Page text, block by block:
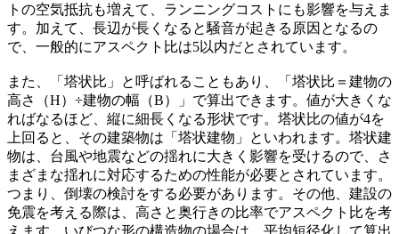
トの空気抵抗も増えて、ランニングコストにも影響を与えま
す。加えて、長辺が長くなると騒音が起きる原因となるの
で、一般的にアスペクト比は5以内だとされています。
また、「塔状比」と呼ばれることもあり、「塔状比＝建物の
高さ（H）÷建物の幅（B）」で算出できます。値が大きくな
ればなるほど、縦に細長くなる形状です。塔状比の値が4を
上回ると、その建築物は「塔状建物」といわれます。塔状建
物は、台風や地震などの揺れに大きく影響を受けるので、さ
まざまな揺れに対応するための性能が必要とされています。
つまり、倒壊の検討をする必要があります。その他、建設の
免震を考える際は、高さと奥行きの比率でアスペクト比を考